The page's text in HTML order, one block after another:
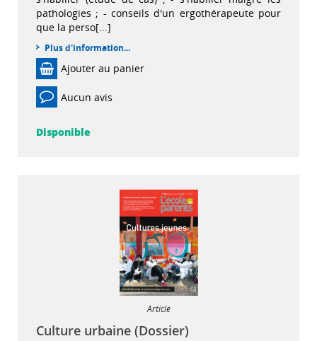
pathologies ; - conseils d'un ergothérapeute pour
que la perso[...]
Plus d'information...
Ajouter au panier
Aucun avis
Disponible
Article
Culture urbaine (Dossier)